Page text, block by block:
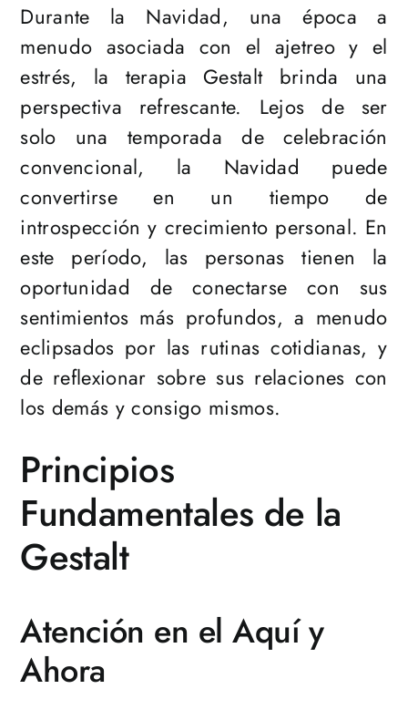
Durante la Navidad, una época a
menudo asociada con el ajetreo y el
estrés, la terapia Gestalt brinda una
perspectiva refrescante. Lejos de ser
solo una temporada de celebración
convencional, la Navidad puede
convertirse en un tiempo de
introspección y crecimiento personal. En
este período, las personas tienen la
oportunidad de conectarse con sus
sentimientos más profundos, a menudo
eclipsados por las rutinas cotidianas, y
de reflexionar sobre sus relaciones con
los demás y consigo mismos.
Principios
Fundamentales de la
Gestalt
Atención en el Aquí y
Ahora